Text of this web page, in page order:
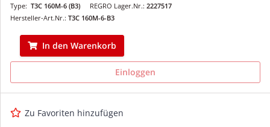
REGRO Lager.Nr.: 2227517
Type: T3C 160M-6 (B3)
Hersteller-Art.Nr.: T3C 160M-6-B3
In den Warenkorb
Einloggen
Zu Favoriten hinzufügen